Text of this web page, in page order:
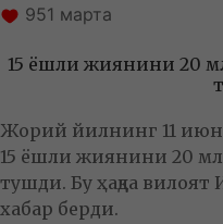
951 марта
15 ёшли жиянини 20
Жорий йилнинг 11
15 ёшли жиянини 20
тушди. Бу ҳақда
хабар берди.